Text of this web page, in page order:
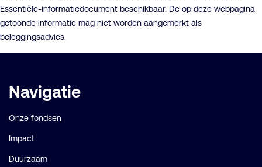
Essentiële-informatiedocument beschikbaar. De op deze webpagina
getoonde informatie mag niet worden aangemerkt als
beleggingsadvies.
Belangrijke
links
Navigatie
Onze fondsen
Impact
Duurzaam